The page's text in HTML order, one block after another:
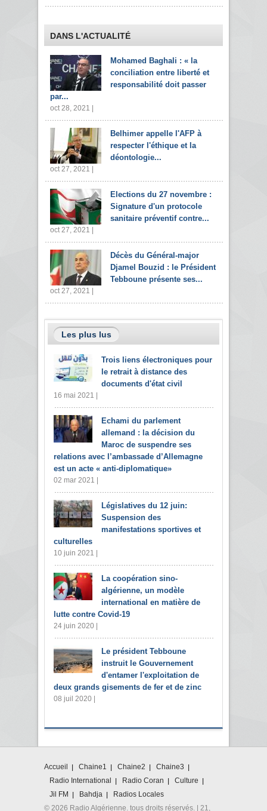
DANS L'ACTUALITÉ
Mohamed Baghali : « la
conciliation entre liberté et
responsabilité doit passer
par...
oct 28, 2021 |
Belhimer appelle l'AFP à
respecter l'éthique et la
déontologie...
oct 27, 2021 |
Elections du 27 novembre :
Signature d'un protocole
sanitaire préventif contre...
oct 27, 2021 |
Décès du Général-major
Djamel Bouzid : le Président
Tebboune présente ses...
oct 27, 2021 |
Les plus lus
Trois liens électroniques pour
le retrait à distance des
documents d'état civil
16 mai 2021 |
Echami du parlement
allemand : la décision du
Maroc de suspendre ses
relations avec l’ambassade d’Allemagne
est un acte « anti-diplomatique»
02 mar 2021 |
Législatives du 12 juin:
Suspension des
manifestations sportives et
culturelles
10 juin 2021 |
La coopération sino-
algérienne, un modèle
international en matière de
lutte contre Covid-19
24 juin 2020 |
Le président Tebboune
instruit le Gouvernement
d'entamer l'exploitation de
deux grands gisements de fer et de zinc
08 juil 2020 |
Accueil Chaine1 Chaine2
Chaine3
Radio International
Radio Coran
Culture
Jil FM
Bahdja
Radios Locales
© 2026 Radio Algérienne. tous droits réservés. | 21,